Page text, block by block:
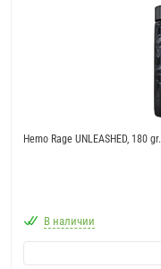
Hemo Rage UNLEASHED, 180 gr.
В наличии